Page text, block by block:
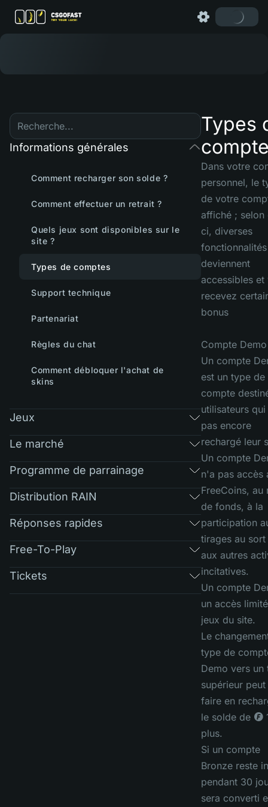
Informations générales
Comment recharger son solde ?
Comment effectuer un retrait ?
Quels jeux sont disponibles sur le
site ?
Types de comptes
Support technique
Partenariat
Règles du chat
Comment débloquer l'achat de
skins
Jeux
Le marché
Programme de parrainage
Distribution RAIN
Réponses rapides
Free-To-Play
Tickets
Types
Dans votre
personnel, le
de votre
affiché ; selon
ci, diverses
deviennent
accessibles et
recevez
bonus
Compte
Un compte
est un type de
compte
utilisateurs
pas encore
rechargé leur
Un compte
n'a pas accès
FreeCoins, au
de fonds, à la
participation
tirages au sort
aux autres
incitatives.
Un compte
un accès
jeux du site.
Le
type de
Demo vers un
supérieur peut
faire en
le solde de ◎
plus.
Si un compte
Bronze reste
pendant 30
sera converti